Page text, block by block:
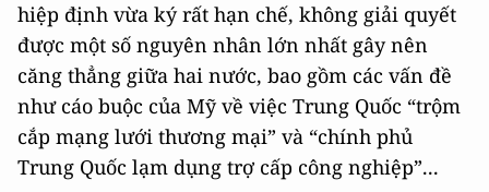
hiệp định vừa ký rất hạn chế, không giải quyết
được một số nguyên nhân lớn nhất gây nên
căng thẳng giữa hai nước, bao gồm các vấn đề
như cáo buộc của Mỹ về việc Trung Quốc “trộm
cắp mạng lưới thương mại” và “chính phủ
Trung Quốc lạm dụng trợ cấp công nghiệp”...